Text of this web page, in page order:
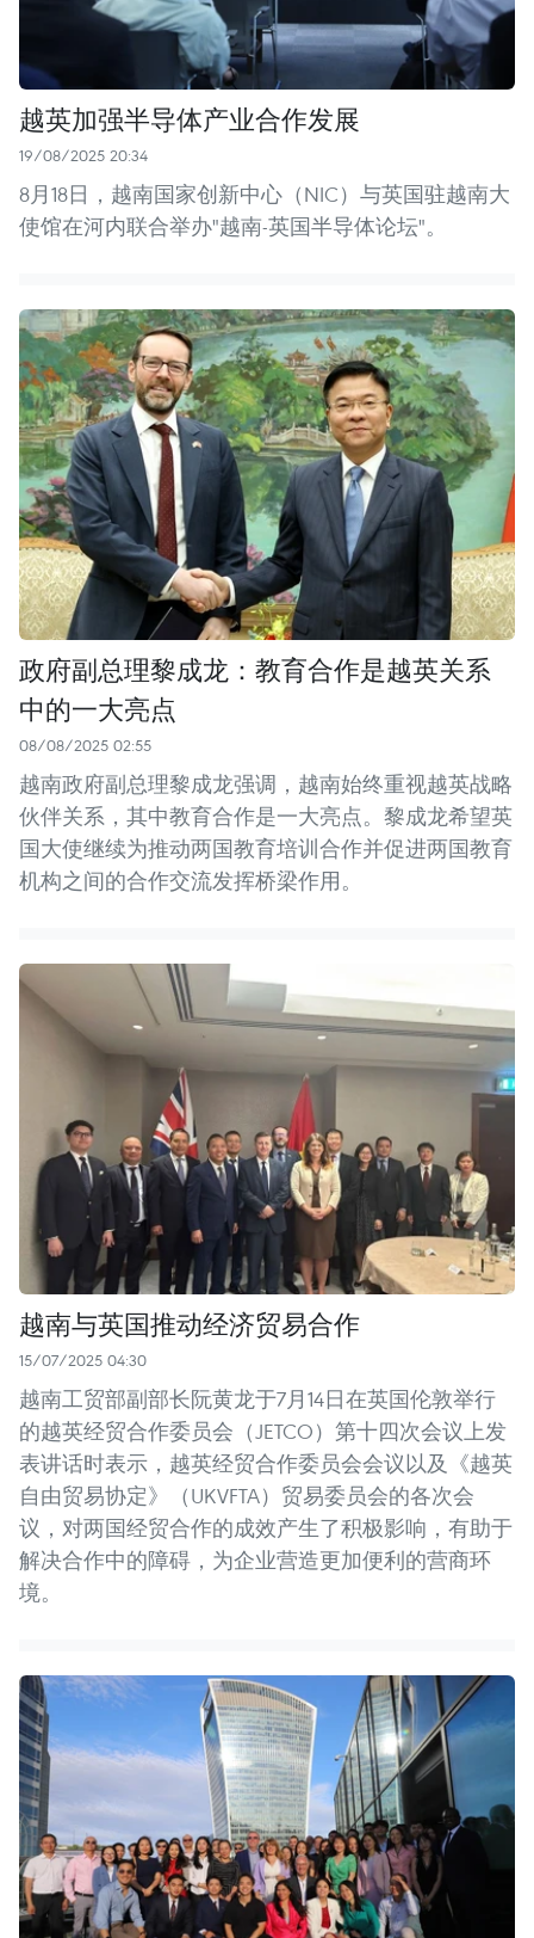
越英加强半导体产业合作发展
19/08/2025 20:34
8月18日，越南国家创新中心（NIC）与英国驻越南大
使馆在河内联合举办"越南-英国半导体论坛"。
政府副总理黎成龙：教育合作是越英关系
中的一大亮点
08/08/2025 02:55
越南政府副总理黎成龙强调，越南始终重视越英战略
伙伴关系，其中教育合作是一大亮点。黎成龙希望英
国大使继续为推动两国教育培训合作并促进两国教育
机构之间的合作交流发挥桥梁作用。
越南与英国推动经济贸易合作
15/07/2025 04:30
越南工贸部副部长阮黄龙于7月14日在英国伦敦举行
的越英经贸合作委员会（JETCO）第十四次会议上发
表讲话时表示，越英经贸合作委员会会议以及《越英
自由贸易协定》（UKVFTA）贸易委员会的各次会
议，对两国经贸合作的成效产生了积极影响，有助于
解决合作中的障碍，为企业营造更加便利的营商环
境。